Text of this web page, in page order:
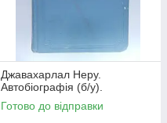
Джавахарлал Неру.
Автобіографія (б/у).
Готово до відправки